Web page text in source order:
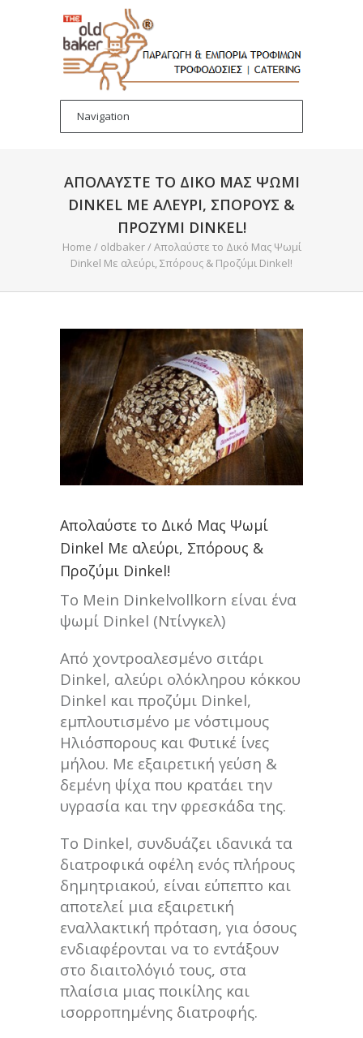
ΑΠΟΛΑΎΣΤΕ ΤΟ ΔΙΚΌ ΜΑΣ ΨΩΜΊ
DINKEL ΜΕ ΑΛΕΎΡΙ, ΣΠΌΡΟΥΣ &
ΠΡΟΖΎΜΙ DINKEL!
Home / oldbaker/Απολαύστε το Δικό Μας Ψωμί
Dinkel Με αλεύρι, Σπόρους & Προζύμι Dinkel!
Απολαύστε το Δικό Μας Ψωμί
Dinkel Με αλεύρι, Σπόρους &
Προζύμι Dinkel!
Το Mein Dinkelvollkorn είναι ένα
ψωμί Dinkel (Ντίνγκελ)
Από χοντροαλεσμένο σιτάρι
Dinkel, αλεύρι ολόκληρου κόκκου
Dinkel και προζύμι Dinkel,
εμπλουτισμένο με νόστιμους
Ηλιόσπορους και Φυτικέ ίνες
μήλου. Με εξαιρετική γεύση &
δεμένη ψίχα που κρατάει την
υγρασία και την φρεσκάδα της.
Το Dinkel, συνδυάζει ιδανικά τα
διατροφικά οφέλη ενός πλήρους
δημητριακού, είναι εύπεπτο και
αποτελεί μια εξαιρετική
εναλλακτική πρόταση, για όσους
ενδιαφέρονται να το εντάξουν
στο διαιτολόγιό τους, στα
πλαίσια μιας ποικίλης και
ισορροπημένης διατροφής.